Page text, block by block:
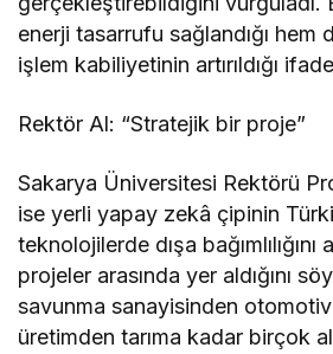
enerji tasarrufu sağlandığı hem
işlem kabiliyetinin artırıldığı
Rektör Al: “Stratejik bir proje”
Sakarya Üniversitesi Rektörü
ise yerli yapay zekâ çipinin
teknolojilerde dışa
projeler arasında yer aldığını
savunma sanayisinden
üretimden tarıma kadar birçok